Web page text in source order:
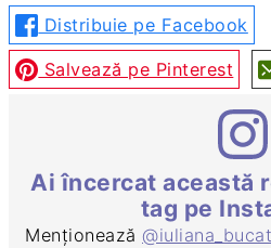
Distribuie pe Facebook
Salvează pe Pinterest
Ai încercat această
tag pe
Menționează